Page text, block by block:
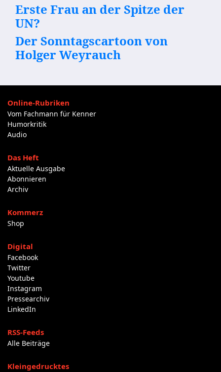
Erste Frau an der Spitze der
UN?
Der Sonntagscartoon von
Holger Weyrauch
Online-Rubriken
Vom Fachmann für Kenner
Humorkritik
Audio
Das Heft
Aktuelle Ausgabe
Abonnieren
Archiv
Kommerz
Shop
Digital
Facebook
Twitter
Youtube
Instagram
Pressearchiv
LinkedIn
RSS-Feeds
Alle Beiträge
Kleingedrucktes